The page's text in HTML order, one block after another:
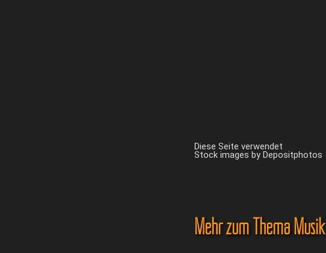
Diese Seite verwendet
Stock images by Depositphotos
Mehr zum Thema Musik